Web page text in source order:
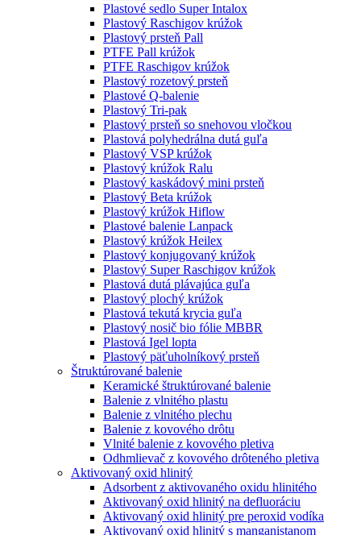
Plastové sedlo Super Intalox
Plastový Raschigov krúžok
Plastový prsteň Pall
PTFE Pall krúžok
PTFE Raschigov krúžok
Plastový rozetový prsteň
Plastové Q-balenie
Plastový Tri-pak
Plastový prsteň so snehovou vločkou
Plastová polyhedrálna dutá guľa
Plastový VSP krúžok
Plastový krúžok Ralu
Plastový kaskádový mini prsteň
Plastový Beta krúžok
Plastový krúžok Hiflow
Plastové balenie Lanpack
Plastový krúžok Heilex
Plastový konjugovaný krúžok
Plastový Super Raschigov krúžok
Plastová dutá plávajúca guľa
Plastový plochý krúžok
Plastová tekutá krycia guľa
Plastový nosič bio fólie MBBR
Plastová Igel lopta
Plastový päťuholníkový prsteň
Štruktúrované balenie
Keramické štruktúrované balenie
Balenie z vlnitého plastu
Balenie z vlnitého plechu
Balenie z kovového drôtu
Vlnité balenie z kovového pletiva
Odhmlievač z kovového drôteného pletiva
Aktivovaný oxid hlinitý
Adsorbent z aktivovaného oxidu hlinitého
Aktivovaný oxid hlinitý na defluoráciu
Aktivovaný oxid hlinitý pre peroxid vodíka
Aktivovaný oxid hlinitý s manganistanom